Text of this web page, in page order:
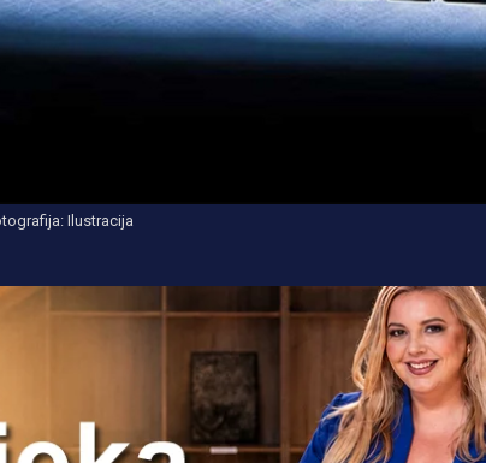
Ilustracija